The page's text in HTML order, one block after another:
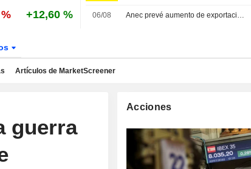
+12,60 % 06/08 Anec prevé aumento de exportaciones de soja de Brasil en agosto y un descenso en las de maíz
Artículos de MarketScreener
guerra
Acciones